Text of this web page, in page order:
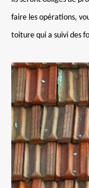
faire les opérations,
toiture qui a suivi des